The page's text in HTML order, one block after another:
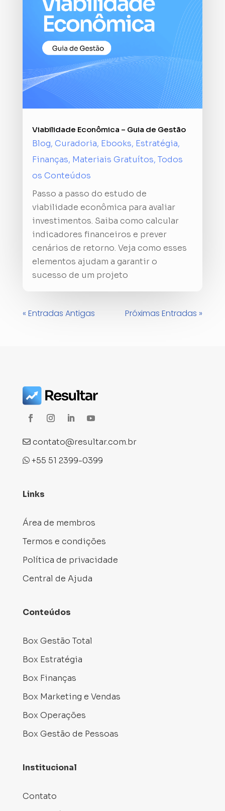
Viabilidade Econômica – Guia de Gestão
Blog, Curadoria, Ebooks, Estratégia,
Finanças, Materiais Gratuítos, Todos
os Conteúdos
Passo a passo do estudo de
viabilidade econômica para avaliar
investimentos. Saiba como calcular
indicadores financeiros e prever
cenários de retorno. Veja como esses
elementos ajudam a garantir o
sucesso de um projeto
« Entradas Antigas Próximas Entradas »
contato@resultar.com.br
+55 51 2399-0399
Links
Área de membros
Termos e condições
Política de privacidade
Central de Ajuda
Conteúdos
Box Gestão Total
Box Estratégia
Box Finanças
Box Marketing e Vendas
Box Operações
Box Gestão de Pessoas
Institucional
Contato